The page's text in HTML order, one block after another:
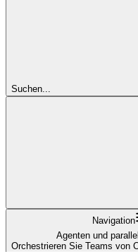
Suchen...
Navigation
Agenten und
Orchestrieren Sie Teams von